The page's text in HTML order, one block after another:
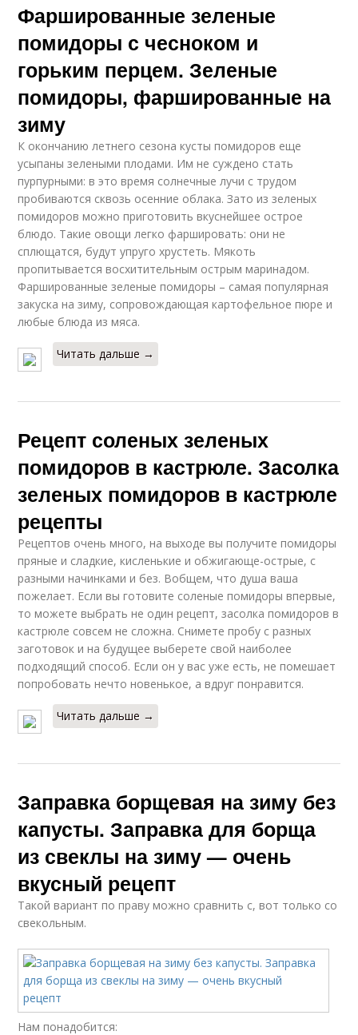
Вкусная заправка
Вкусные помидоры Вкусные сладкие
Фаршированные зеленые
помидоры с чесноком и
горьким перцем. Зеленые
помидоры, фаршированные на
зиму
К окончанию летнего сезона кусты помидоров еще
усыпаны зелеными плодами. Им не суждено стать
пурпурными: в это время солнечные лучи с трудом
пробиваются сквозь осенние облака. Зато из зеленых
помидоров можно приготовить вкуснейшее острое
блюдо. Такие овощи легко фаршировать: они не
сплющатся, будут упруго хрустеть. Мякоть
пропитывается восхитительным острым маринадом.
Фаршированные зеленые помидоры – самая популярная
закуска на зиму, сопровождающая картофельное пюре и
любые блюда из мяса.
Читать дальше →
Рецепт соленых зеленых
помидоров в кастрюле. Засолка
зеленых помидоров в кастрюле
рецепты
Рецептов очень много, на выходе вы получите помидоры
пряные и сладкие, кисленькие и обжигающе-острые, с
разными начинками и без. Вобщем, что душа ваша
пожелает. Если вы готовите соленые помидоры впервые,
то можете выбрать не один рецепт, засолка помидоров в
кастрюле совсем не сложна. Снимете пробу с разных
заготовок и на будущее выберете свой наиболее
подходящий способ. Если он у вас уже есть, не помешает
попробовать нечто новенькое, а вдруг понравится.
Читать дальше →
Заправка борщевая на зиму без
капусты. Заправка для борща
из свеклы на зиму — очень
вкусный рецепт
Такой вариант по праву можно сравнить с, вот только со
свекольным.
Нам понадобится: